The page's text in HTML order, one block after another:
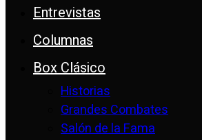
Entrevistas
Columnas
Box Clásico
Historias
Grandes Combates
Salón de la Fama